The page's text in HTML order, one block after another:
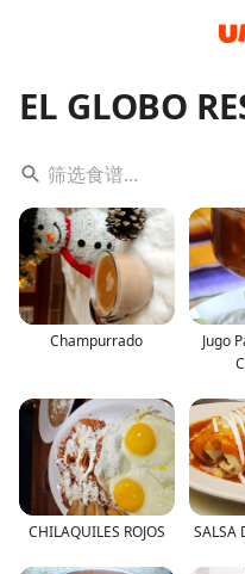
EL GLOBO
Champurrado
Jugo
CHILAQUILES ROJOS